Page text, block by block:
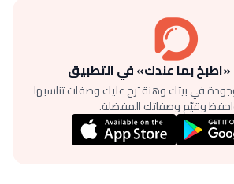
بما عندك» في التطبيق
في بيتك وهنقترح عليك وصفات تناسبها
وقيّم وصفاتك المفضلة.